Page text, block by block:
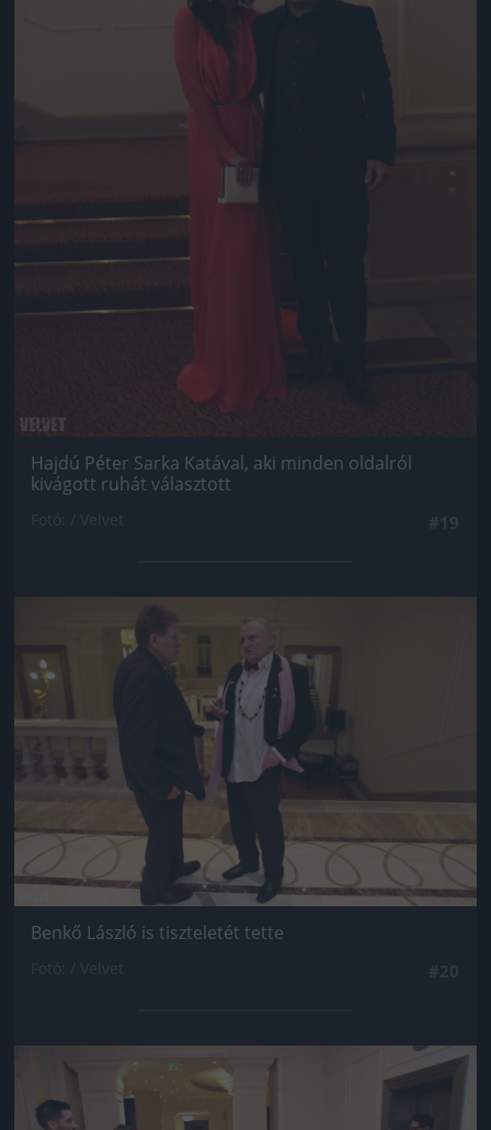
Hajdú Péter Sarka Katával, aki minden oldalról
kivágott ruhát választott
Jön még kép!
Benkő László is tiszteletét tette
Jön még kép!